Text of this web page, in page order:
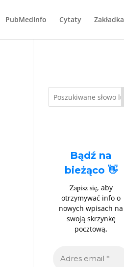
PubMedInfo Cytaty Zakładka
Bądź na
bieżąco 👋
Zapisz się, aby
otrzymywać info o
nowych wpisach na
swoją skrzynkę
pocztową.